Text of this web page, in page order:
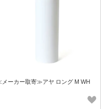
ーカー取寄≫アヤ ロング M WH